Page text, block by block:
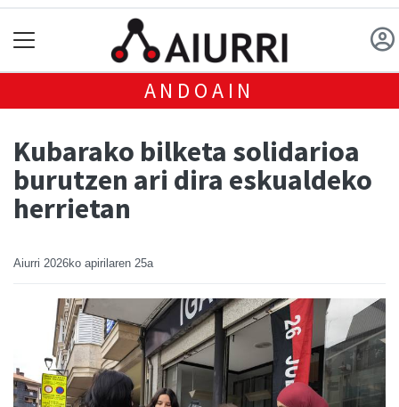
ANDOAIN
Kubarako bilketa solidarioa
burutzen ari dira eskualdeko
herrietan
Aiurri 2026ko apirilaren 25a